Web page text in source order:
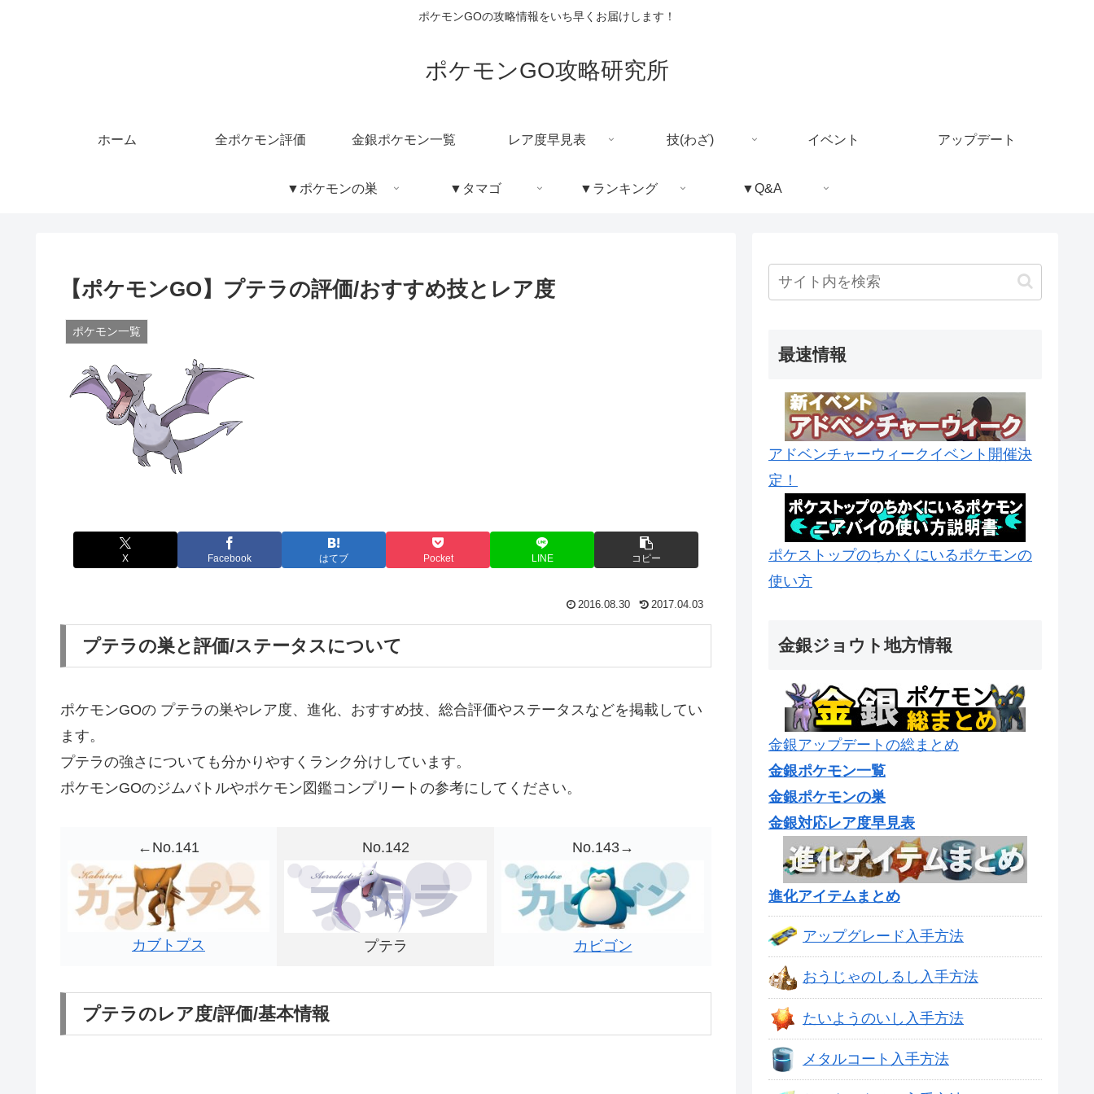
ポケモンGOの攻略情報をいち早くお届けします！
ポケモンGO攻略研究所
ホーム 全ポケモン評価 金銀ポケモン一覧 レア度早見表 技(わざ) イベント アップデート
▼ポケモンの巣 ▼タマゴ ▼ランキング ▼Q&A
【ポケモンGO】プテラの評価/おすすめ技とレア度
ポケモン一覧
X Facebook はてブ Pocket LINE コピー
2016.08.30 2017.04.03
プテラの巣と評価/ステータスについて
ポケモンGOの プテラの巣やレア度、進化、おすすめ技、総合評価やステータスなどを掲載してい
ます。
プテラの強さについても分かりやすくランク分けしています。
ポケモンGOのジムバトルやポケモン図鑑コンプリートの参考にしてください。
←No.141
カブトプス
No.142
プテラ
No.143→
カビゴン
プテラのレア度/評価/基本情報
最速情報
アドベンチャーウィークイベント開催決
定！
ポケストップのちかくにいるポケモンの
使い方
金銀ジョウト地方情報
金銀アップデートの総まとめ
金銀ポケモン一覧
金銀ポケモンの巣
金銀対応レア度早見表
進化アイテムまとめ
アップグレード入手方法
おうじゃのしるし入手方法
たいようのいし入手方法
メタルコート入手方法